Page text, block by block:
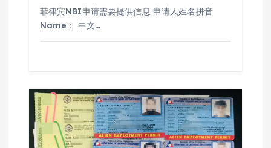
菲律宾NBI申请需要提供信息 申请人姓名拼音
Name： 中文…